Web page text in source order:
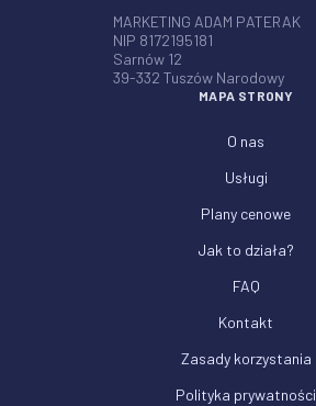
MARKETING ADAM PATERAK
NIP 8172195181
Sarnów 12
39-332 Tuszów Narodowy
MAPA STRONY
O nas
Usługi
Plany cenowe
Jak to działa?
FAQ
Kontakt
Zasady korzystania
Polityka prywatności